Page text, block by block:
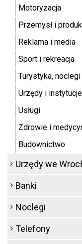
Motoryzacja
Przemysł i
Reklama i media
Sport i rekreacja
Turystyka, noclegi
Urzędy i instytucje
Usługi
Zdrowie i
Budownictwo
Urzędy we
Banki
Noclegi
Telefony